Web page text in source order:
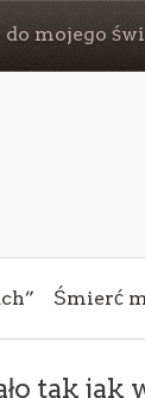
do mojego
Śmierć
tak jak